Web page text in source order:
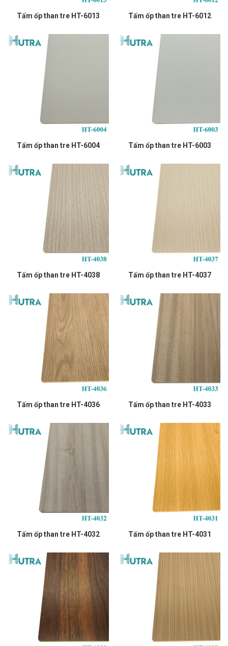
Tấm ốp than tre HT-6013 Tấm ốp than tre HT-6012
Tấm ốp than tre HT-6004 Tấm ốp than tre HT-6003
Tấm ốp than tre HT-4038 Tấm ốp than tre HT-4037
Tấm ốp than tre HT-4036 Tấm ốp than tre HT-4033
Tấm ốp than tre HT-4032 Tấm ốp than tre HT-4031